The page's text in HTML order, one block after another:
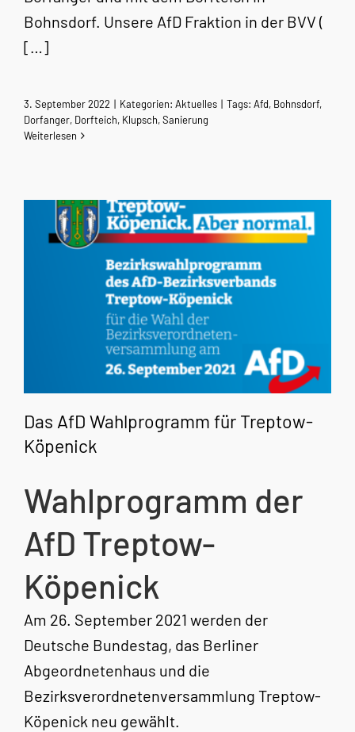
Bohnsdorf. Unsere AfD Fraktion in der BVV (
[…]
3. September 2022 | Kategorien: Aktuelles | Tags: Afd, Bohnsdorf,
Dorfanger, Dorfteich, Klupsch,Sanierung
Weiterlesen
Das AfD Wahlprogramm für Treptow-
Köpenick
Wahlprogramm der
AfD Treptow-
Köpenick
Am 26. September 2021 werden der
Deutsche Bundestag, das Berliner
Abgeordnetenhaus und die
Bezirksverordnetenversammlung Treptow-
Köpenick neu gewählt.